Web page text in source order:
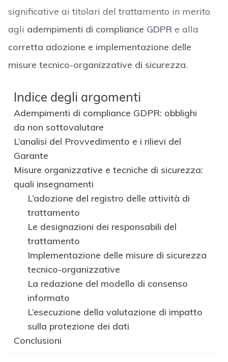
significative ai titolari del trattamento in merito
agli adempimenti di compliance GDPRe alla
corretta adozione e implementazione delle
misure tecnico-organizzative di sicurezza.
Indice degli argomenti
Adempimenti di compliance GDPR: obblighi
da non sottovalutare
L’analisi del Provvedimento e i rilievi del
Garante
Misure organizzative e tecniche di sicurezza:
quali insegnamenti
L’adozione del registro delle attività di
trattamento
Le designazioni dei responsabili del
trattamento
Implementazione delle misure di sicurezza
tecnico-organizzative
La redazione del modello di consenso
informato
L’esecuzione della valutazione di impatto
sulla protezione dei dati
Conclusioni